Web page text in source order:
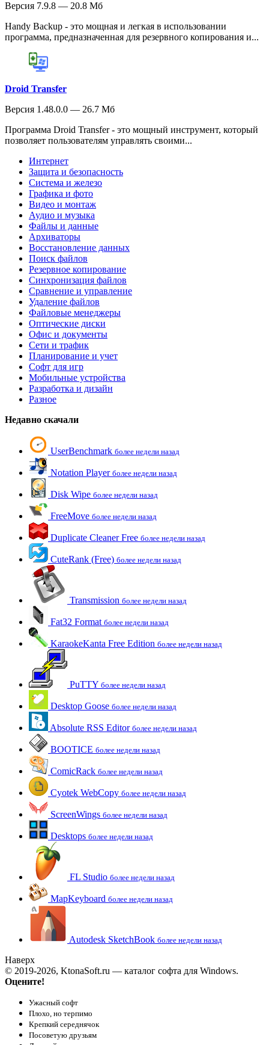
Версия 7.9.8 — 20.8 Мб
Handy Backup - это мощная и легкая в использовании
программа, предназначенная для резервного копирования и...
Droid Transfer
Версия 1.48.0.0 — 26.7 Мб
Программа Droid Transfer - это мощный инструмент, который
позволяет пользователям управлять своими...
Интернет
Защита и безопасность
Система и железо
Графика и фото
Видео и монтаж
Аудио и музыка
Файлы и данные
Архиваторы
Восстановление данных
Поиск файлов
Резервное копирование
Синхронизация файлов
Сравнение и управление
Удаление файлов
Файловые менеджеры
Оптические диски
Офис и документы
Сети и трафик
Планирование и учет
Софт для игр
Мобильные устройства
Разработка и дизайн
Разное
Недавно скачали
UserBenchmark более недели назад
Notation Player более недели назад
Disk Wipe более недели назад
FreeMove более недели назад
Duplicate Cleaner Free более недели назад
CuteRank (Free) более недели назад
Transmission более недели назад
Fat32 Format более недели назад
KaraokeKanta Free Edition более недели назад
PuTTY более недели назад
Desktop Goose более недели назад
Absolute RSS Editor более недели назад
BOOTICE более недели назад
ComicRack более недели назад
Cyotek WebCopy более недели назад
ScreenWings более недели назад
Desktops более недели назад
FL Studio более недели назад
MapKeyboard более недели назад
Autodesk SketchBook более недели назад
Наверх
© 2019-2026, KtonaSoft.ru — каталог софта для Windows.
Оцените!
Ужасный софт
Плохо, но терпимо
Крепкий середнячок
Посоветую друзьям